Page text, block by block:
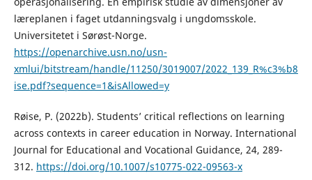
læreplanen i faget utdanningsvalg i ungdomsskole.
Universitetet i Sørøst-Norge.
https://openarchive.usn.no/usn-
xmlui/bitstream/handle/11250/3019007/2022_139_R%c3%b8
ise.pdf?sequence=1&isAllowed=y
Røise, P. (2022b). Students’ critical reflections on learning
across contexts in career education in Norway. International
Journal for Educational and Vocational Guidance, 24, 289-
312. https://doi.org/10.1007/s10775-022-09563-x